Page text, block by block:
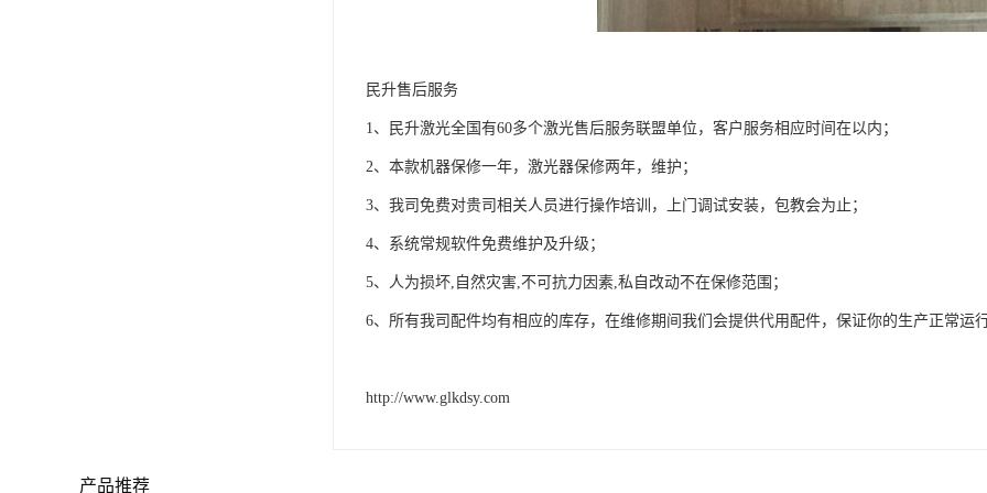
民升售后服务
1、民升激光全国有60多个激光售后服务联盟单位，客户服务相应时间在以内；
2、本款机器保修一年，激光器保修两年，维护；
3、我司免费对贵司相关人员进行操作培训，上门调试安装，包教会为止；
4、系统常规软件免费维护及升级；
5、人为损坏,自然灾害,不可抗力因素,私自改动不在保修范围；
6、所有我司配件均有相应的库存，在维修期间我们会提供代用配件，保证你的生产正常运
http://www.glkdsy.com
产品推荐